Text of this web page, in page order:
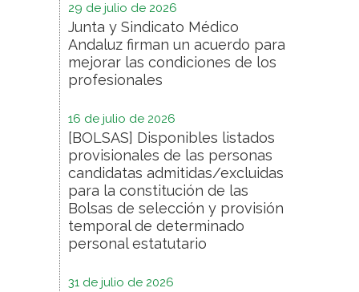
29 de julio de 2026
Junta y Sindicato Médico
Andaluz firman un acuerdo para
mejorar las condiciones de los
profesionales
16 de julio de 2026
[BOLSAS] Disponibles listados
provisionales de las personas
candidatas admitidas/excluidas
para la constitución de las
Bolsas de selección y provisión
temporal de determinado
personal estatutario
31 de julio de 2026